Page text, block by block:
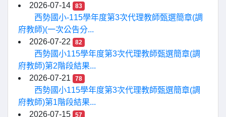
2026-07-14
83
西勢國小-115學年度第3次代理教師甄選簡章(調
府教師)(一次公告分...
2026-07-22
82
西勢國小115學年度第3次代理教師甄選簡章(調
府教師)第2階段結果...
2026-07-21
78
西勢國小115學年度第3次代理教師甄選簡章(調
府教師)第1階段結果...
2026-07-15
57